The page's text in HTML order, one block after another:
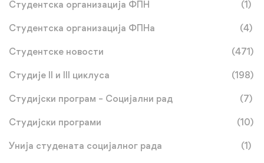
Студентска организација ФПН (1)
Студентска организација ФПНа (4)
Студентске новости (471)
Студије II и III циклуса (198)
Студијски програм – Социјални рад (7)
Студијски програми (10)
Унија студената социјалног рада (1)